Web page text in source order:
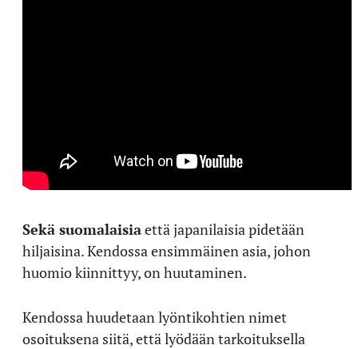
Sekä suomalaisiaettä japanilaisia pidetään
hiljaisina. Kendossa ensimmäinen asia, johon
huomio kiinnittyy, on huutaminen.
Kendossa huudetaan lyöntikohtien nimet
osoituksena siitä, että lyödään tarkoituksella